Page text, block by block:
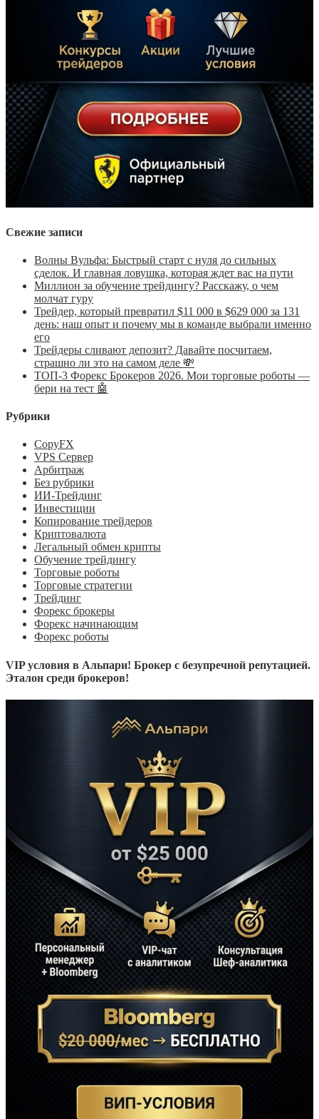
Свежие записи
Волны Вульфа: Быстрый старт с нуля до сильных
сделок. И главная ловушка, которая ждет вас на пути
Миллион за обучение трейдингу? Расскажу, о чем
молчат гуру
Трейдер, который превратил $11 000 в $629 000 за 131
день: наш опыт и почему мы в команде выбрали именно
его
Трейдеры сливают депозит? Давайте посчитаем,
страшно ли это на самом деле 💸
ТОП-3 Форекс Брокеров 2026. Мои торговые роботы —
бери на тест 🤖
Рубрики
CopyFX
VPS Сервер
Арбитраж
Без рубрики
ИИ-Трейдинг
Инвестиции
Копирование трейдеров
Криптовалюта
Легальный обмен крипты
Обучение трейдингу
Торговые роботы
Торговые стратегии
Трейдинг
Форекс брокеры
Форекс начинающим
Форекс роботы
VIP условия в Альпари! Брокер с безупречной репутацией.
Эталон среди брокеров!